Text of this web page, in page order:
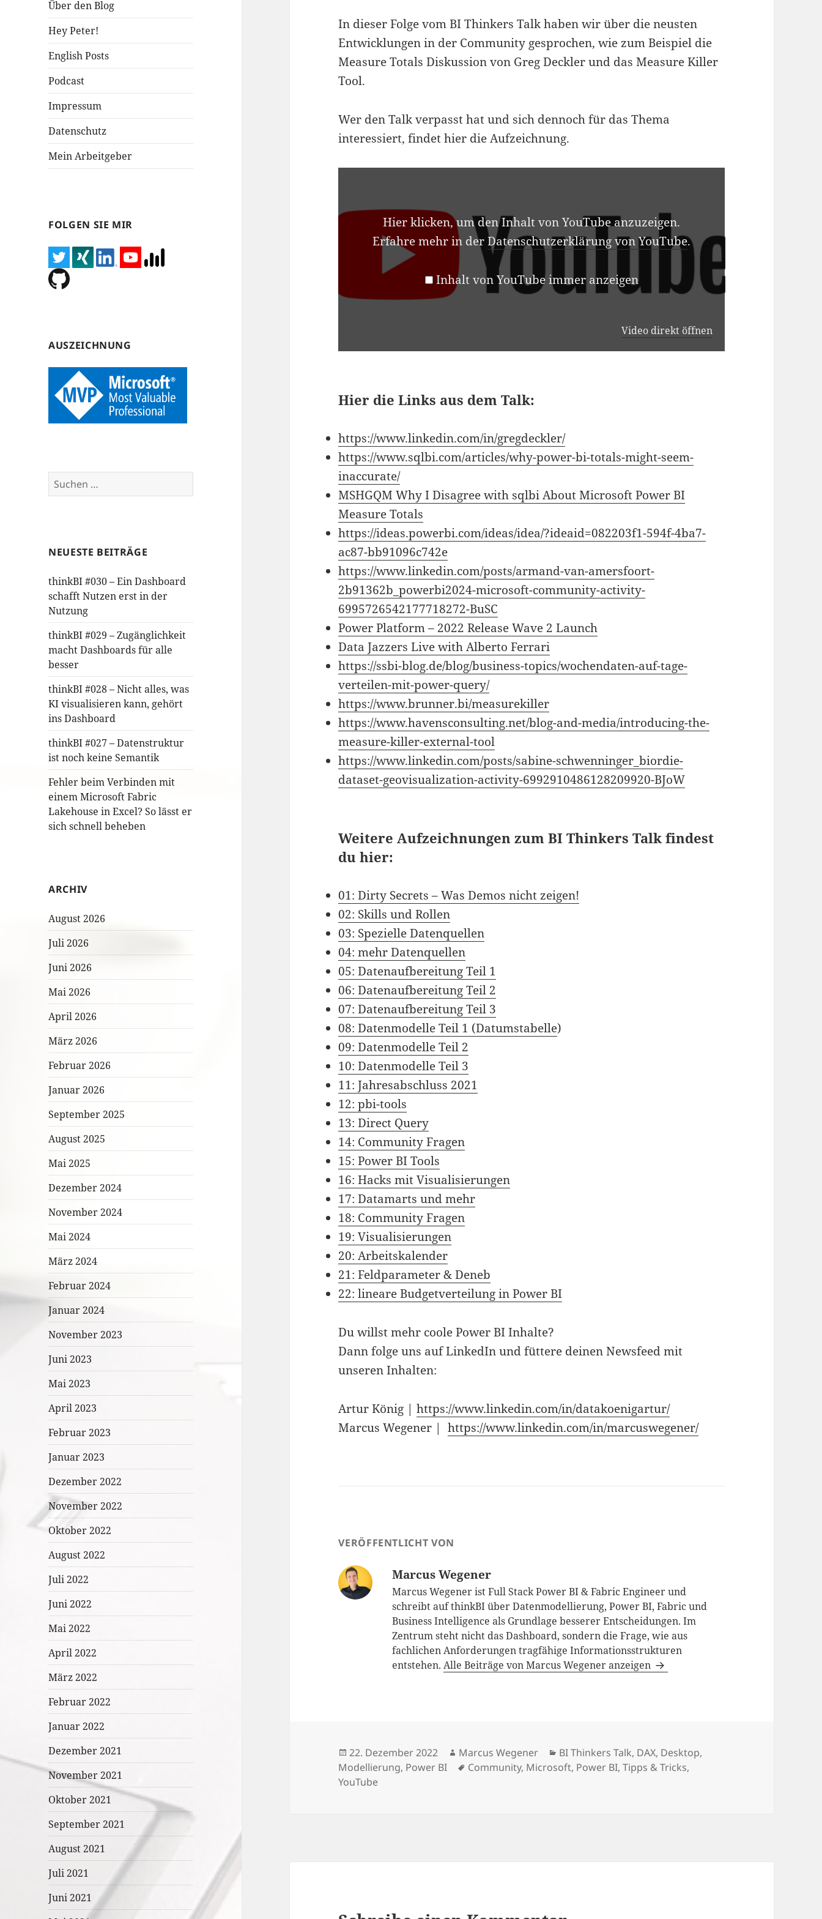
Über den Blog
Hey Peter!
English Posts
Podcast
Impressum
Datenschutz
Mein Arbeitgeber
FOLGEN SIE MIR
AUSZEICHNUNG
Suchen
nach:
NEUESTE BEITRÄGE
thinkBI #030 – Ein Dashboard
schafft Nutzen erst in der
Nutzung
thinkBI #029 – Zugänglichkeit
macht Dashboards für alle
besser
thinkBI #028 – Nicht alles, was
KI visualisieren kann, gehört
ins Dashboard
thinkBI #027 – Datenstruktur
ist noch keine Semantik
Fehler beim Verbinden mit
einem Microsoft Fabric
Lakehouse in Excel? So lässt er
sich schnell beheben
ARCHIV
August 2026
Juli 2026
Juni 2026
Mai 2026
April 2026
März 2026
Februar 2026
Januar 2026
September 2025
August 2025
Mai 2025
Dezember 2024
November 2024
Mai 2024
März 2024
Februar 2024
Januar 2024
November 2023
Juni 2023
Mai 2023
April 2023
Februar 2023
Januar 2023
Dezember 2022
November 2022
Oktober 2022
August 2022
Juli 2022
Juni 2022
Mai 2022
April 2022
März 2022
Februar 2022
Januar 2022
Dezember 2021
November 2021
Oktober 2021
September 2021
August 2021
Juli 2021
Juni 2021
In dieser Folge vom BI Thinkers Talk haben wir über die neusten
Entwicklungen in der Community gesprochen, wie zum Beispiel die
Measure Totals Diskussion von Greg Deckler und das Measure Killer
Tool.
Wer den Talk verpasst hat und sich dennoch für das Thema
interessiert, findet hier die Aufzeichnung.
ANZEIGENHier klicken, um den Inhalt von YouTube anzuzeigen.
Erfahre mehr in derDatenschutzerklärung von YouTube.
Inhalt von YouTube immer anzeigen
Video direkt öffnen
Hier die Links aus dem Talk:
https://www.linkedin.com/in/gregdeckler/
https://www.sqlbi.com/articles/why-power-bi-totals-might-seem-
inaccurate/
MSHGQM Why I Disagree with sqlbi About Microsoft Power BI
Measure Totals
https://ideas.powerbi.com/ideas/idea/?ideaid=082203f1-594f-4ba7-
ac87-bb91096c742e
https://www.linkedin.com/posts/armand-van-amersfoort-
2b91362b_powerbi2024-microsoft-community-activity-
6995726542177718272-BuSC
Power Platform – 2022 Release Wave 2 Launch
Data Jazzers Live with Alberto Ferrari
https://ssbi-blog.de/blog/business-topics/wochendaten-auf-tage-
verteilen-mit-power-query/
https://www.brunner.bi/measurekiller
https://www.havensconsulting.net/blog-and-media/introducing-the-
measure-killer-external-tool
https://www.linkedin.com/posts/sabine-schwenninger_biordie-
dataset-geovisualization-activity-6992910486128209920-BJoW
Weitere Aufzeichnungen zum BI Thinkers Talk findest
du hier:
01: Dirty Secrets – Was Demos nicht zeigen!
02: Skills und Rollen
03: Spezielle Datenquellen
04: mehr Datenquellen
05: Datenaufbereitung Teil 1
06: Datenaufbereitung Teil 2
07: Datenaufbereitung Teil 3
08: Datenmodelle Teil 1 (Datumstabelle)
09: Datenmodelle Teil 2
10: Datenmodelle Teil 3
11: Jahresabschluss 2021
12: pbi-tools
13: Direct Query
14: Community Fragen
15: Power BI Tools
16: Hacks mit Visualisierungen
17: Datamarts und mehr
18: Community Fragen
19: Visualisierungen
20: Arbeitskalender
21: Feldparameter & Deneb
22: lineare Budgetverteilung in Power BI
Du willst mehr coole Power BI Inhalte?
Dann folge uns auf LinkedIn und füttere deinen Newsfeed mit
unseren Inhalten:
Artur König |https://www.linkedin.com/in/datakoenigartur/
Marcus Wegener | ​https://www.linkedin.com/in/marcuswegener/
VERÖFFENTLICHT VON
Marcus Wegener
Marcus Wegener ist Full Stack Power BI & Fabric Engineer und
schreibt auf thinkBI über Datenmodellierung, Power BI, Fabric und
Business Intelligence als Grundlage besserer Entscheidungen. Im
Zentrum steht nicht das Dashboard, sondern die Frage, wie aus
fachlichen Anforderungen tragfähige Informationsstrukturen
entstehen.Alle Beiträge von Marcus Wegener anzeigen
Veröffentlicht
am
22. Dezember 2022 Autor
Marcus Wegener Kategorien
BI Thinkers Talk, DAX, Desktop,
Modellierung, Power BI Schlagwörter
Community, Microsoft, Power BI,Tipps & Tricks,
YouTube